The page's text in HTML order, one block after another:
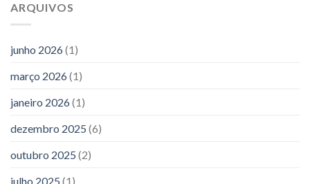
ARQUIVOS
junho 2026(1)
março 2026(1)
janeiro 2026(1)
dezembro 2025 (6)
outubro 2025 (2)
julho 2025 (1)